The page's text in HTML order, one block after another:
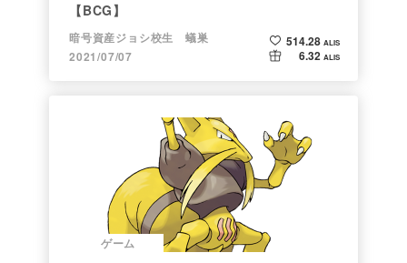
【BCG】
暗号資産ジョシ校生 蟻巣
2021/07/07
514.28 ALIS
6.32 ALIS
ゲーム